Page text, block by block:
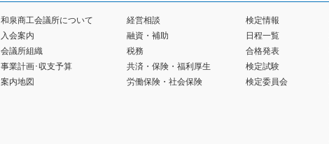
和泉商工会議所について
入会案内
会議所組織
事業計画･収支予算
案内地図
経営相談
融資・補助
税務
共済・保険・福利厚生
労働保険・社会保険
検定情報
日程一覧
合格発表
検定試験
検定委員会